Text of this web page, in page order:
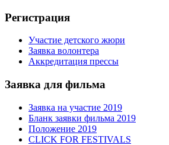
Регистрация
Участие детского жюри
Заявка волонтера
Аккредитация прессы
Заявка для фильма
Заявка на участие 2019
Бланк заявки фильма 2019
Положение 2019
CLICK FOR FESTIVALS